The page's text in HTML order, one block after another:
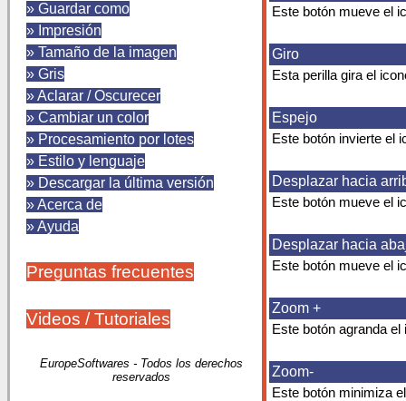
» Guardar como
» Impresión
» Tamaño de la imagen
» Gris
» Aclarar / Oscurecer
» Cambiar un color
» Procesamiento por lotes
» Estilo y lenguaje
» Descargar la última versión
» Acerca de
» Ayuda
Preguntas frecuentes
Videos / Tutoriales
EuropeSoftwares - Todos los derechos
reservados
Este botón mueve el
Giro
Esta perilla gira el
Espejo
Este botón invierte el
Desplazar hacia
Este botón mueve el
Desplazar hacia
Este botón mueve el
Zoom +
Este botón agranda el
Zoom-
Este botón minimiza